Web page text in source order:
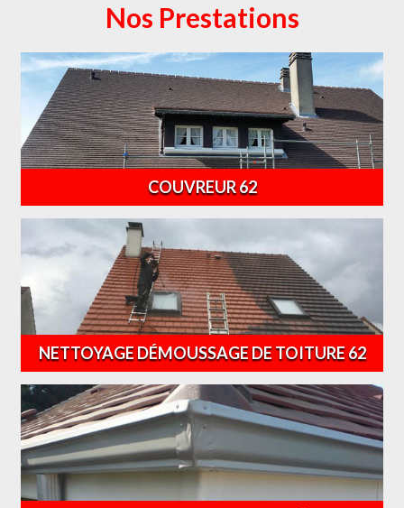
Nos Prestations
COUVREUR 62
NETTOYAGE DÉMOUSSAGE DE TOITURE 62